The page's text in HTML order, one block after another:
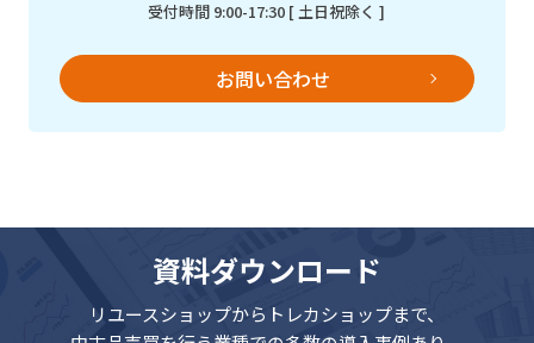
受付時間 9:00-17:30 [ 土日祝除く ]
お問い合わせ
資料ダウンロード
リユースショップからトレカショップまで、